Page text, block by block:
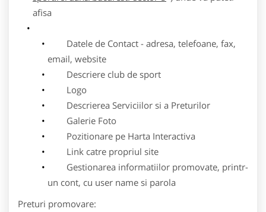
afisa
Datele de Contact - adresa, telefoane, fax,
email, website
Descriere club de sport
Logo
Descrierea Serviciilor si a Preturilor
Galerie Foto
Pozitionare pe Harta Interactiva
Link catre propriul site
Gestionarea informatiilor promovate, printr-
un cont, cu user name si parola
Preturi promovare: